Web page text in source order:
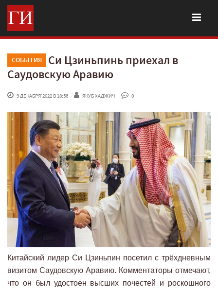
СОБЫТИЯ
Си Цзиньпинь приехал в
Саудовскую Аравию
9 ДЕКАБРЯ'2022 В 18:56 ЯКУБ ХАДЖИЧ 0
Китайский лидер Си Цзиньпин посетил с трёхдневным
визитом Саудовскую Аравию. Комментаторы отмечают,
что он был удостоен высших почестей и роскошного